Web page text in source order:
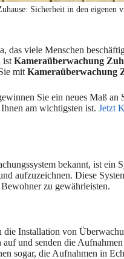
Sicherheit in den eigenen
das viele Menschen
ist Kameraüberwachung
mit Kameraüberwachung
Sie ein neues Maß
am wichtigsten ist. Jetzt
bekannt, ist ein
aufzuzeichnen. Diese
zu gewährleisten.
Installation von
und senden die
sogar, die Aufnahmen in